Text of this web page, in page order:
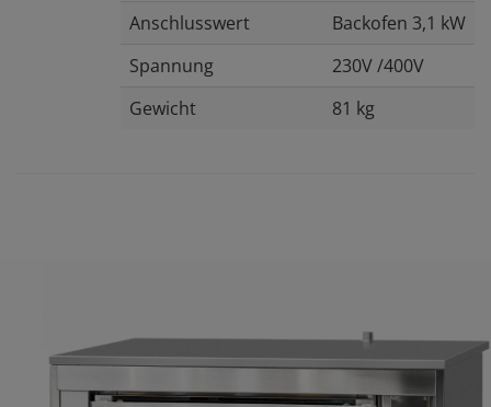
Anschlusswert
Backofen 3,1 kW
Spannung
230V /400V
Gewicht
81 kg